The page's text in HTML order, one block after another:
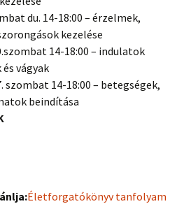
du. 14-18:00 – érzelmek,
kezelése
14-18:00 – indulatok
vágyak
szombat 14-18:00 – betegségek,
beindítása
Életforgatókönyv tanfolyam